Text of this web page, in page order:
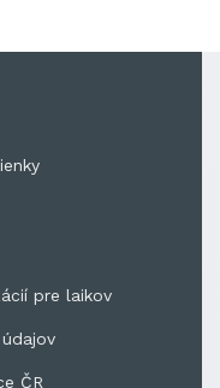
pre laikov
ČR